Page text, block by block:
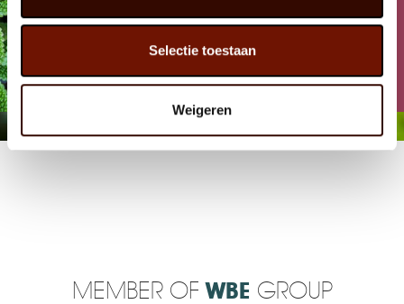
Selectie toestaan
Weigeren
FACEBOOK
MEMBER OF WBE GROUP